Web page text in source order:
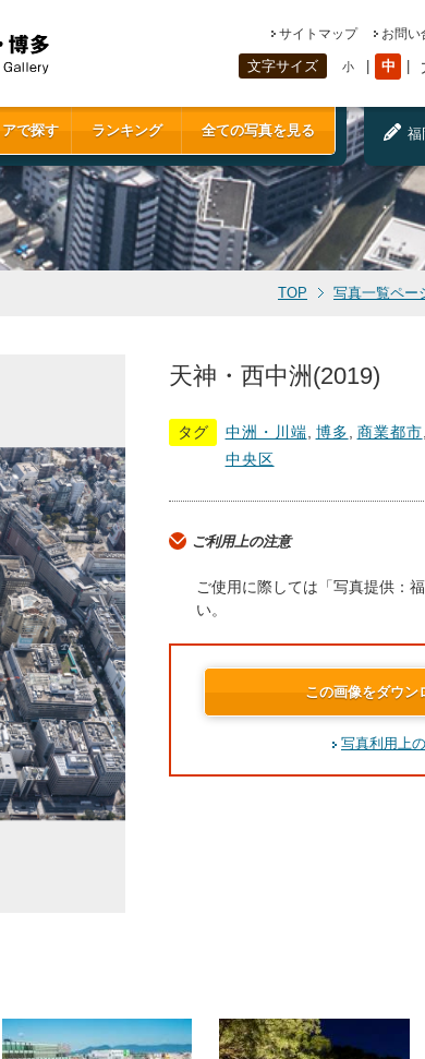
サイトマップ お問い
文字サイズ 小 中
アで探す ランキング 全ての写真を見る 福
TOP 写真一覧ペー
天神・西中洲(2019)
タグ 中洲・川端 博多 商業都市
中央区
ご利用上の注意
ご使用に際しては「写真提供：
い。
この画像をダウン
写真利用上